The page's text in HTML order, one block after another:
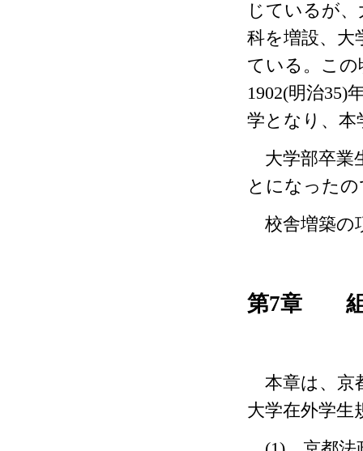
じているが
科を増設、大
ている。この
1902(明治35)
学となり、本
大学部卒業
とになった
校舎増築の
第7章
本章は、京
大学在外学生